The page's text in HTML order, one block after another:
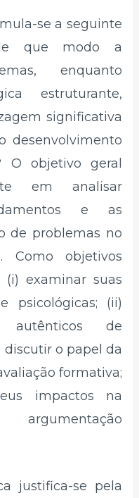
se a seguinte
que modo a
enquanto
estruturante,
significativa
desenvolvimento
O objetivo geral
em analisar
e as
de problemas no
Como objetivos
(i) examinar suas
psicológicas; (ii)
autênticos de
discutir o papel da
formativa;
impactos na
justifica-se pela